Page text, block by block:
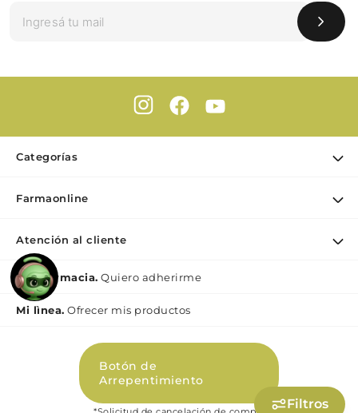
Filtros
Categorías
Dermocosmética
Maquillaje
Nutrición & Deporte
Bebé y maternidad
Farmaonline
Puntos de retiro
Atención al cliente
Contacto
Medios de pago
Preguntas Frecuentes Beauty
Términos y condiciones Beauty
Promociones
Soy Farmacia. Quiero adherirme
Mi lìnea. Ofrecer mis productos
Botón de
Arrepentimiento